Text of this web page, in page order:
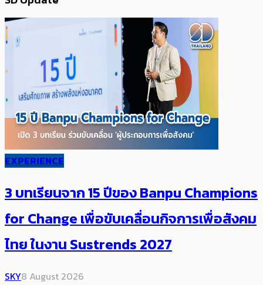
EXPERIENCE
3 บทเรียนจาก 15 ปีของ Banpu Champions
for Change เพื่อขับเคลื่อนกิจการเพื่อสังคม
ไทย ในงาน Sustrends 2027
SKY8 August 2026